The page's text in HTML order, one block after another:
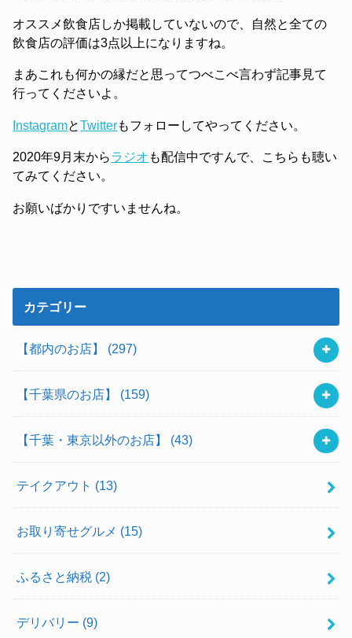
オススメ飲食店しか掲載していないので、自然と全ての
飲食店の評価は3点以上になりますね。
まあこれも何かの縁だと思ってつべこべ言わず記事見て
行ってくださいよ。
InstagramとTwitterもフォローしてやってください。
2020年9月末からラジオ も配信中ですんで、こちらも聴い
てみてください。
お願いばかりですいませんね。
カテゴリー
【都内のお店】 (297)
【千葉県のお店】 (159)
【千葉・東京以外のお店】 (43)
テイクアウト (13)
お取り寄せグルメ (15)
ふるさと納税 (2)
デリバリー (9)